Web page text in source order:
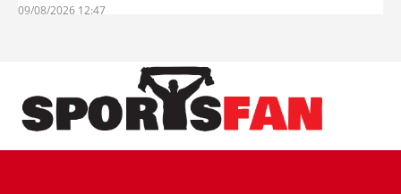
09/08/2026 12:47